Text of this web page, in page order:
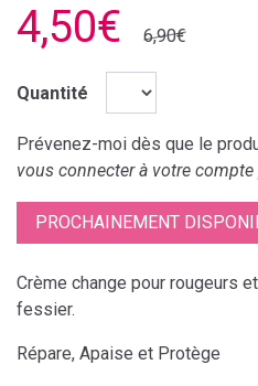
4,50€ 6,90€
Quantité
Prévenez-moi dès que le
vous connecter à votre
PROCHAINEMENT
Crème change pour rougeurs
fessier.
Répare, Apaise et Protège